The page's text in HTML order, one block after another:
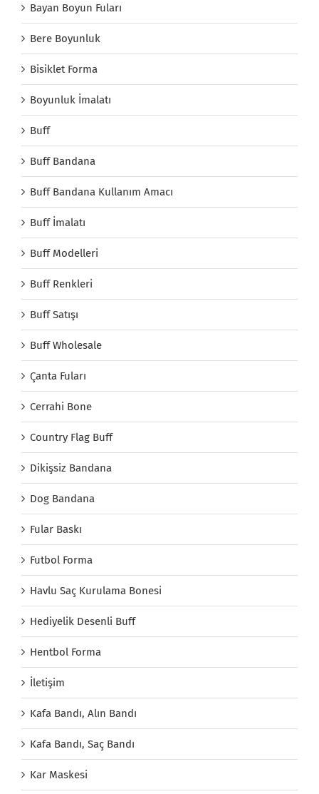
Bayan Boyun Fuları
Bere Boyunluk
Bisiklet Forma
Boyunluk İmalatı
Buff
Buff Bandana
Buff Bandana Kullanım Amacı
Buff İmalatı
Buff Modelleri
Buff Renkleri
Buff Satışı
Buff Wholesale
Çanta Fuları
Cerrahi Bone
Country Flag Buff
Dikişsiz Bandana
Dog Bandana
Fular Baskı
Futbol Forma
Havlu Saç Kurulama Bonesi
Hediyelik Desenli Buff
Hentbol Forma
İletişim
Kafa Bandı, Alın Bandı
Kafa Bandı, Saç Bandı
Kar Maskesi